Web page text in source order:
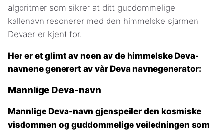
algoritmer som sikrer at ditt guddommelige
kallenavn resonerer med den himmelske sjarmen
Devaer er kjent for.
Her er et glimt av noen av de himmelske Deva-
navnene generert av vår Deva navnegenerator:
Mannlige Deva-navn
Mannlige Deva-navn gjenspeiler den kosmiske
visdommen og guddommelige veiledningen som